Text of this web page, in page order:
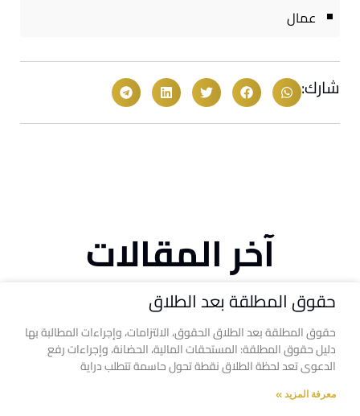
عمال
شارك:
آخر المقالات
حقوق المطلقة بعد الطلاق
حقوق المطلقة بعد الطلاق الحقوق، الالتزامات، وإجراءات المطالبة بها
دليل حقوق المطلقة: المستحقات المالية، الحضانة، وإجراءات رفع
الدعوى تعد لحظة الطلاق نقطة تحول حاسمة تتطلب دراية
معرفة المزيد »